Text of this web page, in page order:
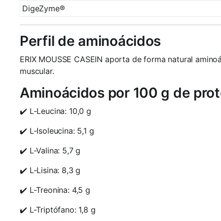
DigeZyme®
Perfil de aminoácidos
ERIX MOUSSE CASEIN aporta de forma natural
muscular.
Aminoácidos por 100 g de
✔️ L-Leucina: 10,0 g
✔️ L-Isoleucina: 5,1 g
✔️ L-Valina: 5,7 g
✔️ L-Lisina: 8,3 g
✔️ L-Treonina: 4,5 g
✔️ L-Triptófano: 1,8 g